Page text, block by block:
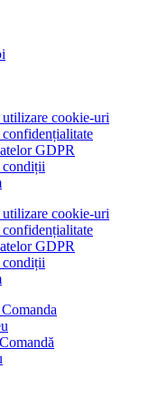
cookie-uri
GDPR
condiții
cookie-uri
GDPR
condiții